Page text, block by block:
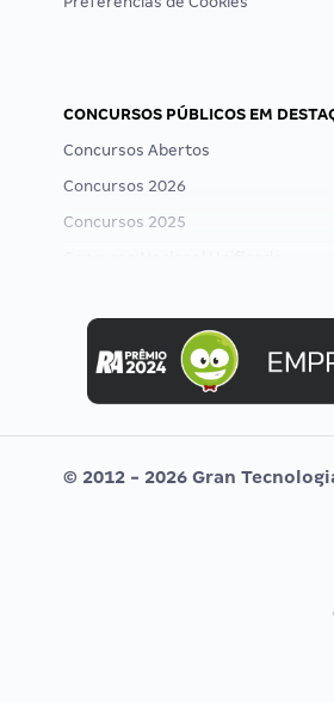
CONCURSOS PÚBLICOS EM
Concursos Abertos
Concursos 2026
Concursos 2025
Concurso MPU
Editais publicados
© 2012 - 2026 Gran